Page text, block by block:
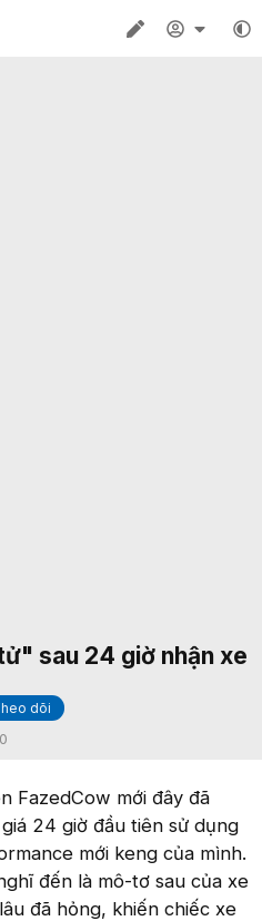
sau 24 giờ nhận xe
dõi
0
FazedCow mới đây đã
24 giờ đầu tiên sử dụng
mới keng của mình.
đến là mô-tơ sau của xe
đã hỏng, khiến chiếc xe